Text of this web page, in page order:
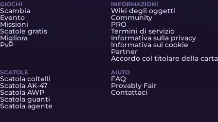
GIOCHI
Scambia
Evento
Missioni
Scatole gratis
Migliora
PvP
SCATOLE
Scatola coltelli
Scatola AK-47
Scatola AWP
Scatola guanti
Scatola agente
INFORMAZIONI
Wiki degli oggetti
Community
PRO
Termini di servizio
Informativa sulla privacy
Informativa sui cookie
Partner
Accordo col titolare della carta
AIUTO
FAQ
Provably Fair
Contattaci